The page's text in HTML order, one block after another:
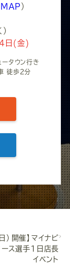
MAP ）
日(金)
タウン行き
徒歩2分
）開催】マイナビ
ース選手1日店長
イベント